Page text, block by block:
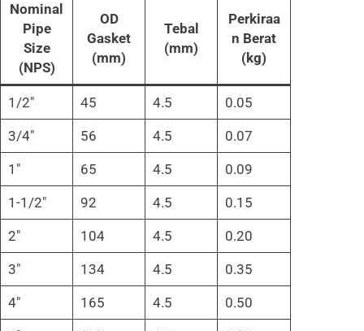
Nominal
Pipe
Size
(NPS)
OD
Gasket
(mm)
Tebal
(mm)
Perkiraa
n Berat
(kg)
1/2″ 45 4.5 0.05
3/4″ 56 4.5 0.07
1″ 65 4.5 0.09
1-1/2″ 92 4.5 0.15
2″ 104 4.5 0.20
3″ 134 4.5 0.35
4″ 165 4.5 0.50